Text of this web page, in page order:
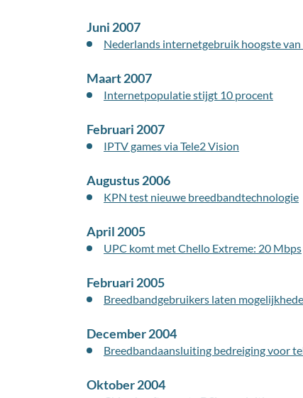
Juni 2007
Nederlands internetgebruik hoogste van
Maart 2007
Internetpopulatie stijgt 10 procent
Februari 2007
IPTV games via Tele2 Vision
Augustus 2006
KPN test nieuwe breedbandtechnologie
April 2005
UPC komt met Chello Extreme: 20 Mbps
Februari 2005
Breedbandgebruikers laten
December 2004
Breedbandaansluiting bedreiging voor
Oktober 2004